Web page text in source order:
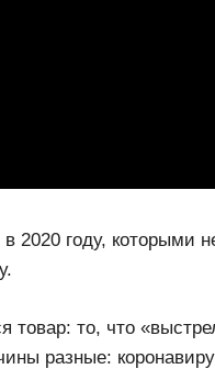
2020 году, которыми
то, что
разные: